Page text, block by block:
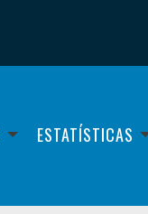
ESTATÍSTICAS